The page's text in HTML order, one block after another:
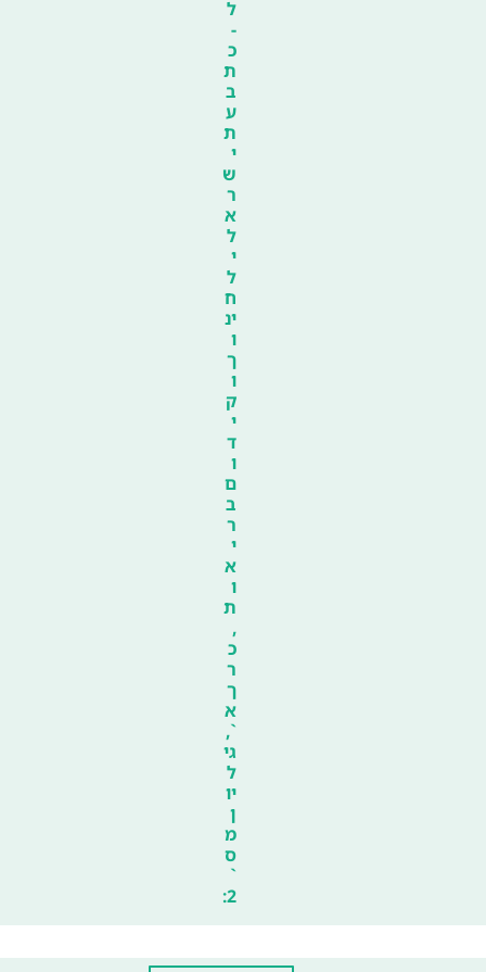
ל
-
כ
ת
ב
ע
ת
י
ש
ר
א
ל
י
ל
ח
ינ
ו
ך
ו
ק
י
ד
ו
ם
ב
ר
י
א
ו
ת
,
כ
ר
ך
א
`,
גי
ל
יו
ן
מ
ס
`
2: